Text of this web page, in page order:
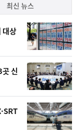
최신 뉴스
대상
신